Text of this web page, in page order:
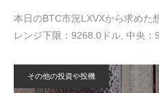
本日のBTC市況LXVXから求め
レンジ下限：9268.0ドル, 中央
その他の投資や投機